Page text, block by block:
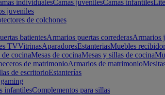
individualesCamas juvenilesCamas infantiles
juveniles
de colchones
batientesArmarios puertas correderasArmarios
TVVitrinasAparadoresEstanteriasMuebles
de cocinaMesas de cocinaMesas y sillas de cocina
de matrimonioArmarios de matrimonio
de escritorioEstanterías
infantilesComplementos para sillas